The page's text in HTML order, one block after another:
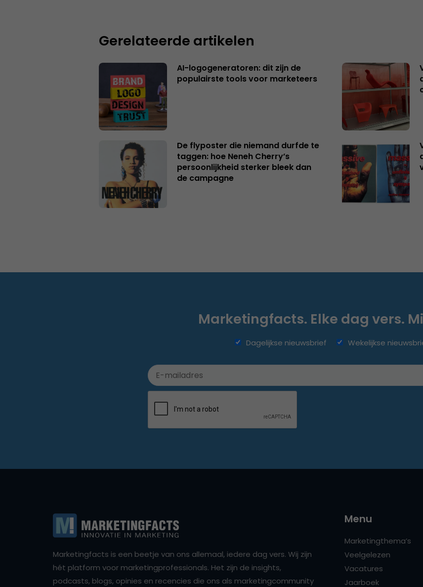
Gerelateerde artikelen
AI-logogeneratoren: dit zijn de
populairste tools voor marketeers
De flyposter die niemand durfde te
taggen: hoe Neneh Cherry’s
persoonlijkheid sterker bleek dan
de campagne
Marketingfacts. Elke dag vers.
Dagelijkse nieuwsbrief Wekelijkse
Marketingfacts is een beetje van ons allemaal, iedere dag vers. Wij zijn
hét platform voor marketingprofessionals. Het zijn de insights,
podcasts, blogs, opinies en recencies die ons als marketingcommunity
Menu
Marketingthema’s
Veelgelezen
Vacatures
Jaarboek